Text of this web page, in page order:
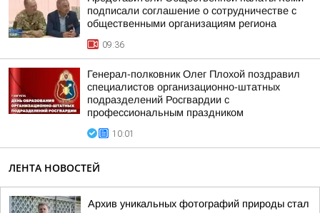
подписали соглашение о сотрудничестве с
общественными организациям региона
09:36
Генерал-полковник Олег Плохой поздравил
специалистов организационно-штатных
подразделений Росгвардии с
профессиональным праздником
10:01
ЛЕНТА НОВОСТЕЙ
Архив уникальных фотографий природы стал